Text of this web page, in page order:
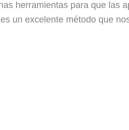
herramientas para que las
un excelente método que